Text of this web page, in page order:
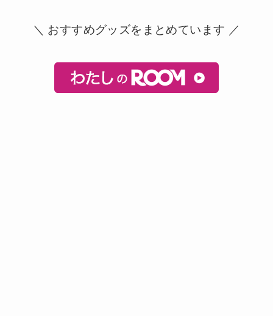
＼ おすすめグッズをまとめています ／